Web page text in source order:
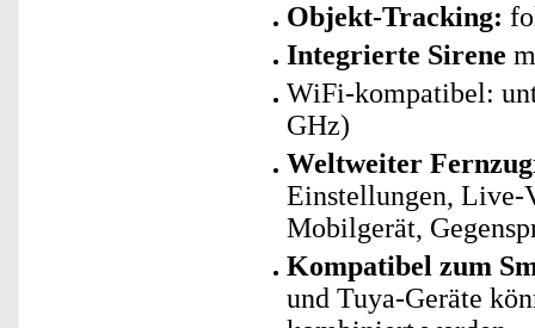
Objekt-Tracking:
Integrierte Sirene
WiFi-kompatibel:
GHz)
Weltweiter
Einstellungen, Live-
Mobilgerät,
Kompatibel zum
und Tuya-Geräte